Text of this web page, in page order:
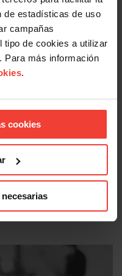
de estadísticas de uso
campañas
tipo de cookies a utilizar
Para más información
.
cookies
laboral para personas